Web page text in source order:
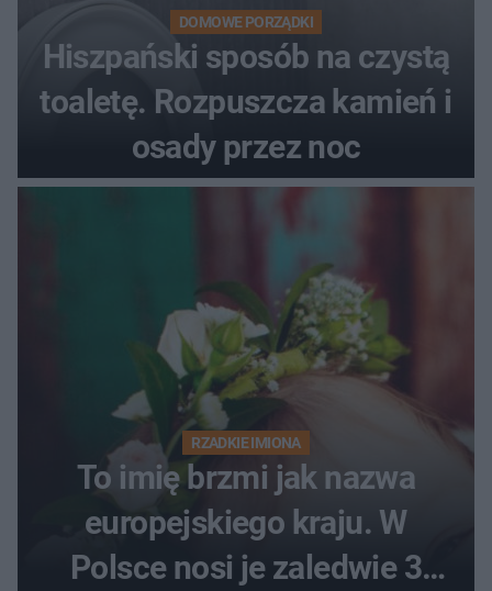
DOMOWE PORZĄDKI
Hiszpański sposób na czystą
toaletę. Rozpuszcza kamień i
osady przez noc
RZADKIE IMIONA
To imię brzmi jak nazwa
europejskiego kraju. W
Polsce nosi je zaledwie 3